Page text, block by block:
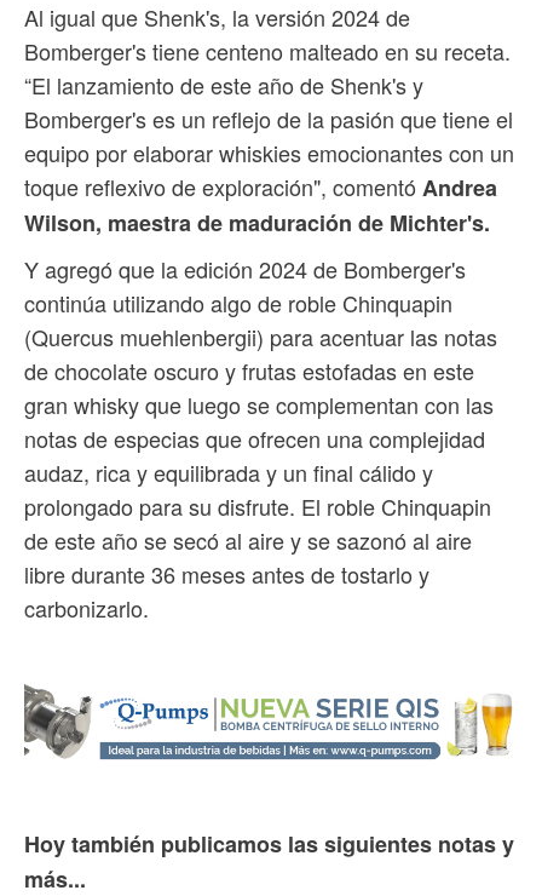
Al igual que Shenk's, la versión 2024 de
Bomberger's tiene centeno malteado en su receta.
“El lanzamiento de este año de Shenk's y
Bomberger's es un reflejo de la pasión que tiene el
equipo por elaborar whiskies emocionantes con un
toque reflexivo de exploración", comentó Andrea
Wilson, maestra de maduración de Michter's.
Y agregó que la edición 2024 de Bomberger's
continúa utilizando algo de roble Chinquapin
(Quercus muehlenbergii) para acentuar las notas
de chocolate oscuro y frutas estofadas en este
gran whisky que luego se complementan con las
notas de especias que ofrecen una complejidad
audaz, rica y equilibrada y un final cálido y
prolongado para su disfrute. El roble Chinquapin
de este año se secó al aire y se sazonó al aire
libre durante 36 meses antes de tostarlo y
carbonizarlo.
Hoy también publicamos las siguientes notas y
más...